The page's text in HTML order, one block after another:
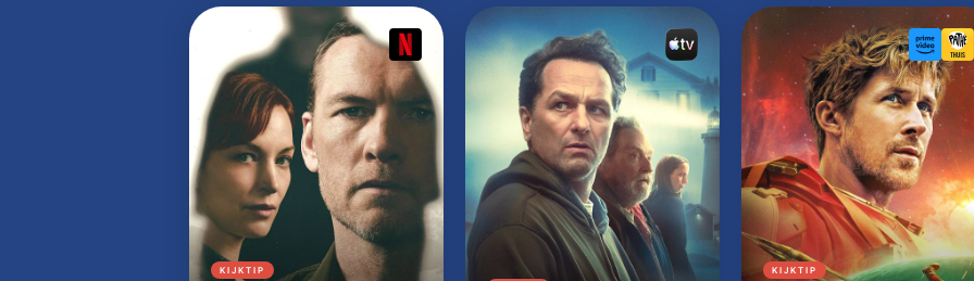
KIJKTIP KIJKTIP